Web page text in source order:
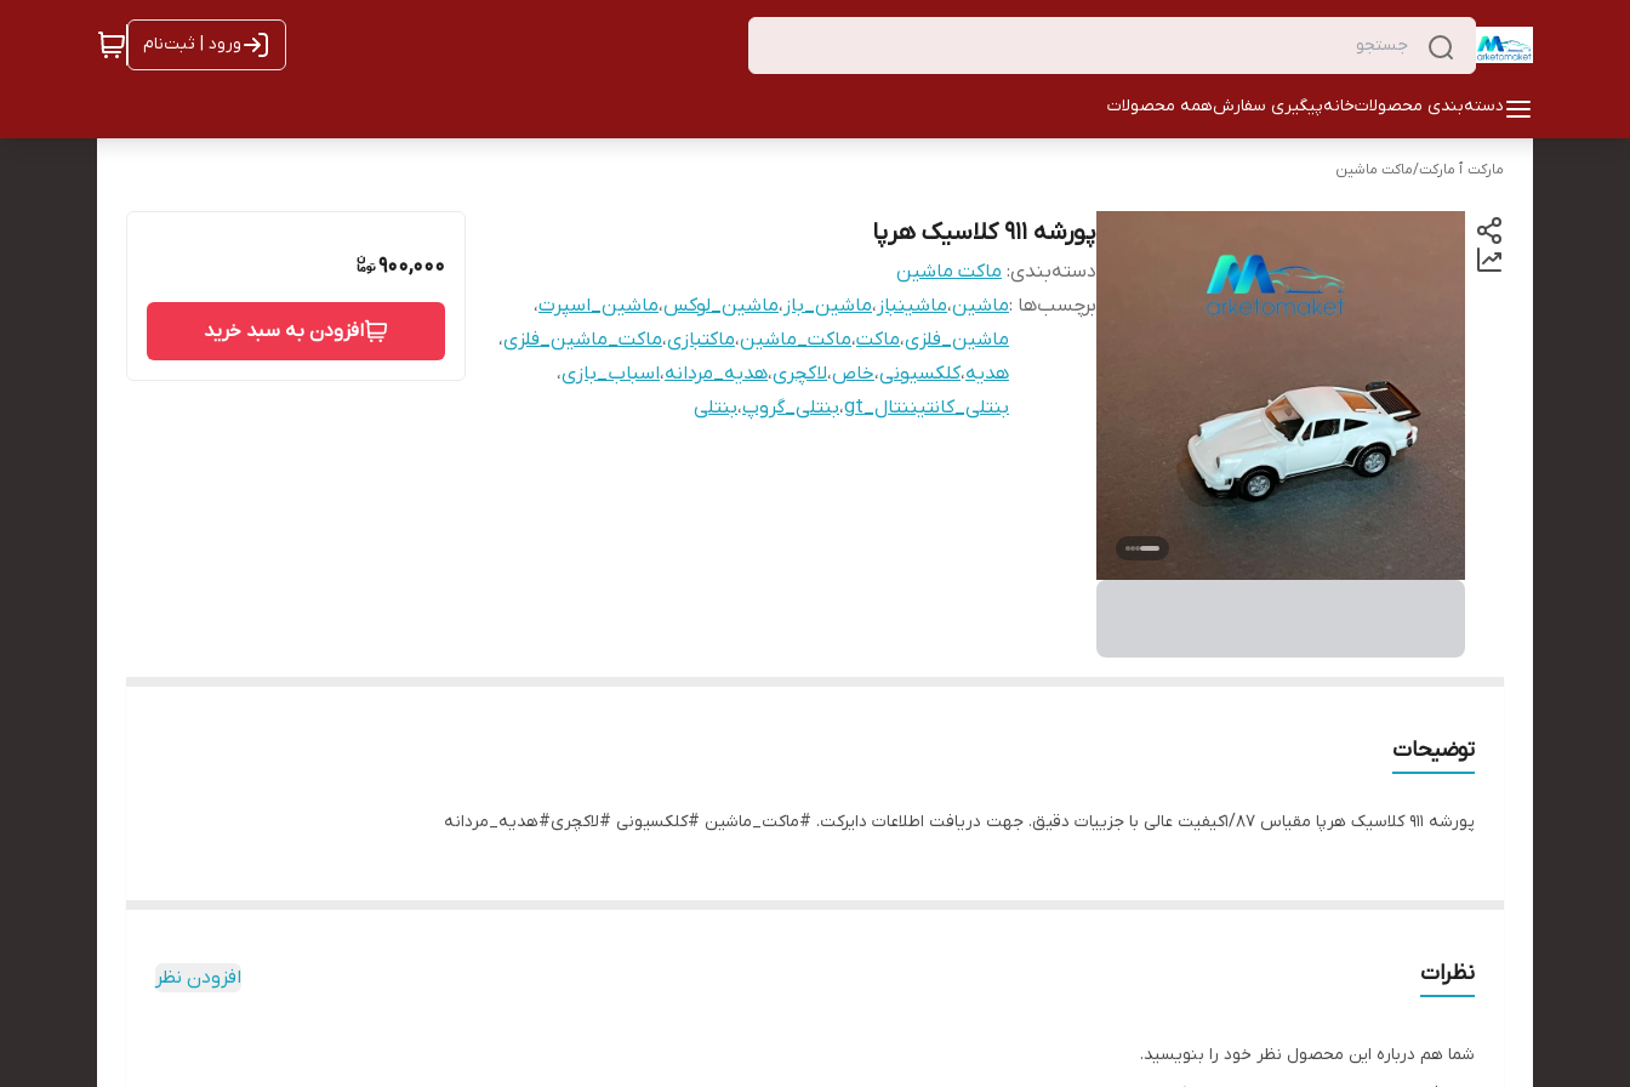
ورود | ثبت‌نام
دسته‌بندی محصولاتخانهپیگیری سفارشهمه محصولات
مارکت ٱ مارکت/ماکت ماشین
پورشه ۹۱۱ کلاسیک هرپا
دسته‌بندی: ماکت ماشین
برچسب‌ها :ماشین،ماشینباز ،ماشین_باز ،ماشین_لوکس،ماشین_اسپرت،
ماشین_فلزی،ماکت،ماکت_ماشین،ماکتبازی،ماکت_ماشین_فلزی،
هدیه،کلکسیونی،خاص،لاکچری،هدیه_مردانه،اسباب_بازی،
بنتلی_کانتیننتال_gt
،بنتلی_گروپ،بنتلی
900,000
افزودن به سبد خرید
توضیحات
پورشه ۹۱۱ کلاسیک هرپا مقیاس ۱/۸۷کیفیت عالی با جزییات دقیق. جهت دریافت اطلاعات دایرکت. #ماکت_ماشین #کلکسیونی #لاکچری#هدیه_مردانه
نظرات افزودن نظر
شما هم درباره این محصول نظر خود را بنویسید.